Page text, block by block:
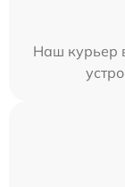
Наш курьер